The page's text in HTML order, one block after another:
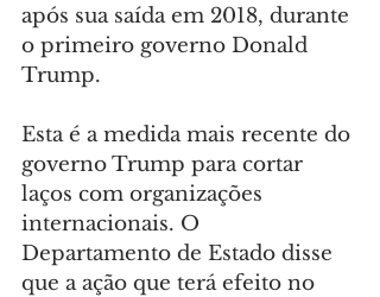
após sua saída em 2018, durante
o primeiro governo Donald
Trump.
Esta é a medida mais recente do
governo Trump para cortar
laços com organizações
internacionais. O
Departamento de Estado disse
que a ação que terá efeito no